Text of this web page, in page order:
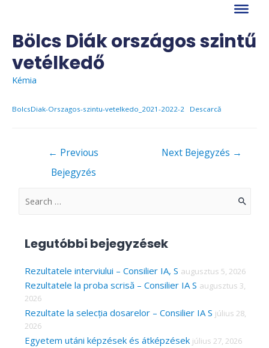
contentBölcs Diák országos szintű
vetélkedő
Kémia
BolcsDiak-Orszagos-szintu-vetelkedo_2021-2022-2 Descarcă
← Previous
Bejegyzés
Next Bejegyzés →
S
c
h
f
o
r
Legutóbbi bejegyzések
Rezultatele interviului – Consilier IA, S augusztus 5, 2026
Rezultatele la proba scrisă – Consilier IA S augusztus 3,
2026
Rezultate la selecția dosarelor – Consilier IA S július 28,
2026
Egyetem utáni képzések és átképzések július 27, 2026